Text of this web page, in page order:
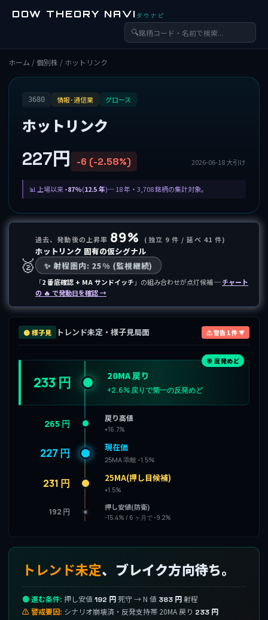
DOW THEORY NAVI ダウナビ
🔍
ホーム /個別株 / ホットリンク
3680 情報･通信業 グロース
ホットリンク
227円 -6 (-2.58%) 2026-06-18 大引け
上場以来-87%(12.5 年)─ 18 年・3,708 銘柄の集計対象。
🥈
過去、発動後の上昇率 89% (独立 9 件 / 延べ 41 件)
ホットリンク 固有の仮シグナル
✨ 射程圏内: 25% (監視継続)
「2 番底確認 + MA サンドイッチ」の組み合わせが点灯候補 ─チャート
の 🔥 で発動日を確認 →
⚫ 様子見 トレンド未定・様子見局面 ⚠ 警告 1 件 ▼
🎯 反発めど
233 円 20MA 戻り
+2.6% 戻りで第一の反発めど
265 円 戻り高値
+16.7%
227 円 現在価
25MA 乖離 -1.5%
231 円 25MA(押し目候補)
+1.5%
192 円 押し安値(防衛)
-15.4% / 6 ヶ月で -9.2%
トレンド未定、ブレイク方向待ち。
🟢 進む条件: 押し安値192 円 死守 → N 値 383 円 射程
⚠ 警戒要因: シナリオ崩壊済・反発支持帯 20MA 戻り 233 円